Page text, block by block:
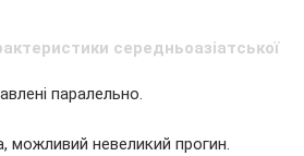
паралельно.
можливий невеликий прогин.